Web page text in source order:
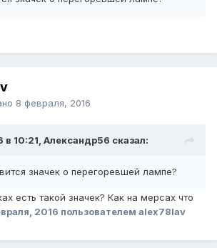
8 февраля, 2016
10:21, Александр56 сказал:
значек о перегоревшей лампе?
есть такой значек? Как на мерсах что
2016 пользователем alex78lav